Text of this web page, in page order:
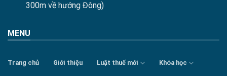
300m về hướng Đông)
MENU
Trang chủ Giới thiệu Luật thuế mới Khóa học